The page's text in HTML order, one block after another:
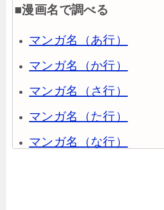
■漫画名で調べる
マンガ名（あ行）
マンガ名（か行）
マンガ名（さ行）
マンガ名（た行）
マンガ名（な行）